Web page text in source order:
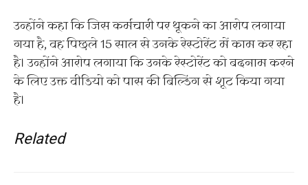
उन्होंने कहा कि जिस कर्मचारी पर थूकने का आरोप लगाया
गया है, वह पिछले 15 साल से उनके रेस्टोरेंट में काम कर रहा
है। उन्होंने आरोप लगाया कि उनके रेस्टोरेंट को बदनाम करने
के लिए उक्त वीडियो को पास की बिल्डिंग से शूट किया गया
है।
Related